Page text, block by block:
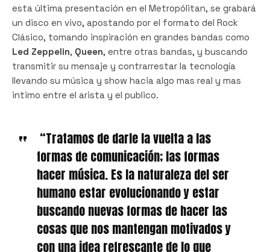
esta última presentación en el Metropólitan, se grabará
un disco en vivo, apostando por el formato del Rock
Clásico, tomando inspiración en grandes bandas como
Led Zeppelin, Queen, entre otras bandas, y buscando
transmitir su mensaje y contrarrestar la tecnología
llevando su música y show hacia algo mas real y mas
intimo entre el arista y el publico.
“Tratamos de darle la vuelta a las
formas de comunicación; las formas
hacer música. Es la naturaleza del ser
humano estar evolucionando y estar
buscando nuevas formas de hacer las
cosas que nos mantengan motivados y
con una idea refrescante de lo que